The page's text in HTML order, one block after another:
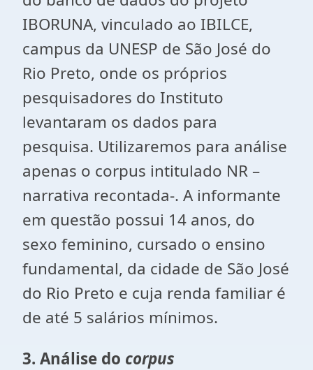
IBORUNA, vinculado ao IBILCE,
campus da UNESP de São José do
Rio Preto, onde os próprios
pesquisadores do Instituto
levantaram os dados para
pesquisa. Utilizaremos para análise
apenas o corpus intitulado NR –
narrativa recontada-. A informante
em questão possui 14 anos, do
sexo feminino, cursado o ensino
fundamental, da cidade de São José
do Rio Preto e cuja renda familiar é
de até 5 salários mínimos.
3. Análise do corpus